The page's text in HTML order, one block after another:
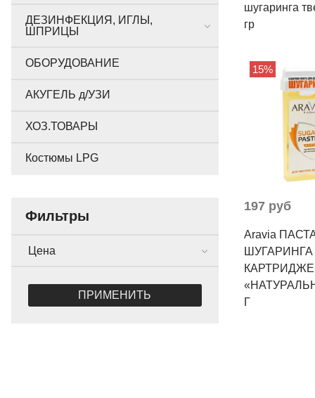
шугаринга
гр
15%
197 руб
Aravia
ШУГАРИНГА
КАРТРИДЖЕ
Г
ДЕЗИНФЕКЦИЯ, ИГЛЫ,
ШПРИЦЫ
ОБОРУДОВАНИЕ
АКУГЕЛЬ д/УЗИ
ХОЗ.ТОВАРЫ
Костюмы LPG
Фильтры
Цена
ПРИМЕНИТЬ